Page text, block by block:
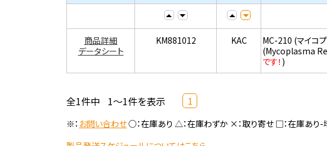
商品詳細
データシート
KM881012 KAC
MC-210 (マイコ
(Mycoplasma
です！ )
全1件中 1～1件を表示 1
※： お問い合わせ○：在庫あり △：在庫わずか ×：取り寄せ □：在庫あり-